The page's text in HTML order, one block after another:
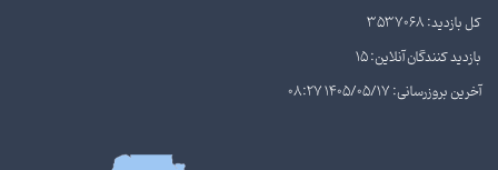
کل بازدید: 3537068
بازدید کنندگان آنلاین: 15
آخرین بروزرسانی: 1405/05/17 08:27